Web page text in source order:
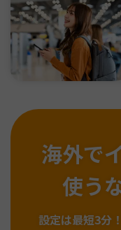
海外で
使う
設定は最短3分！